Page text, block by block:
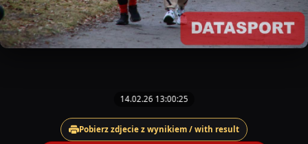
14.02.26 13:00:25
Pobierz zdjecie z wynikiem / with result